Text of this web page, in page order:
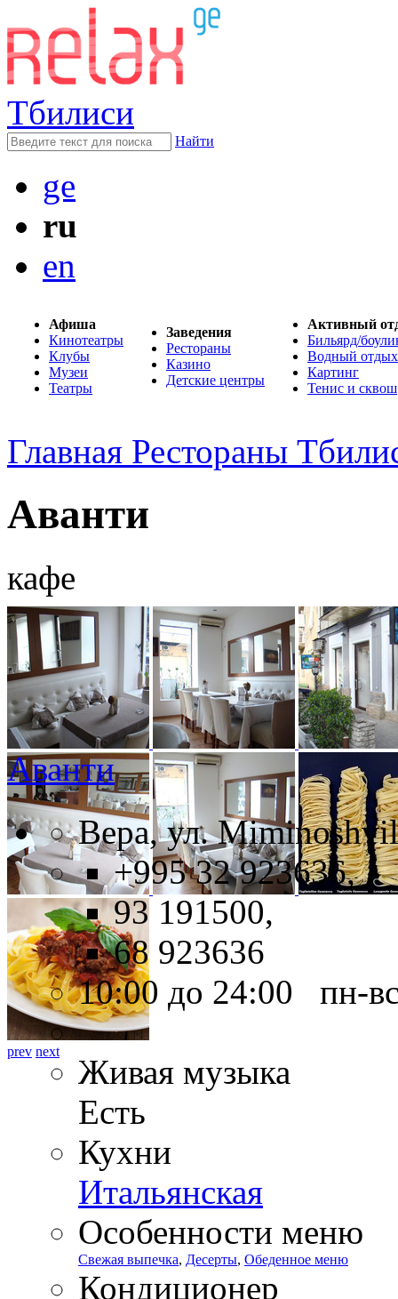
Тбилиси
Найти
ge
ru
en
Афиша
Кинотеатры
Клубы
Музеи
Театры
Заведения
Рестораны
Казино
Детские центры
Активный
Бильярд/
Водный отдых
Картинг
Тенис и сквош
Главная Рестораны
Аванти
кафе
prev next
Аванти
Вера, ул.
+995 32 923636,
93 191500,
68 923636
10:00 до 24:00 пн-
Живая музыка
Есть
Кухни
Итальянская
Особенности меню
Свежая выпечка, Десерты, Обеденное меню
Кондиционер